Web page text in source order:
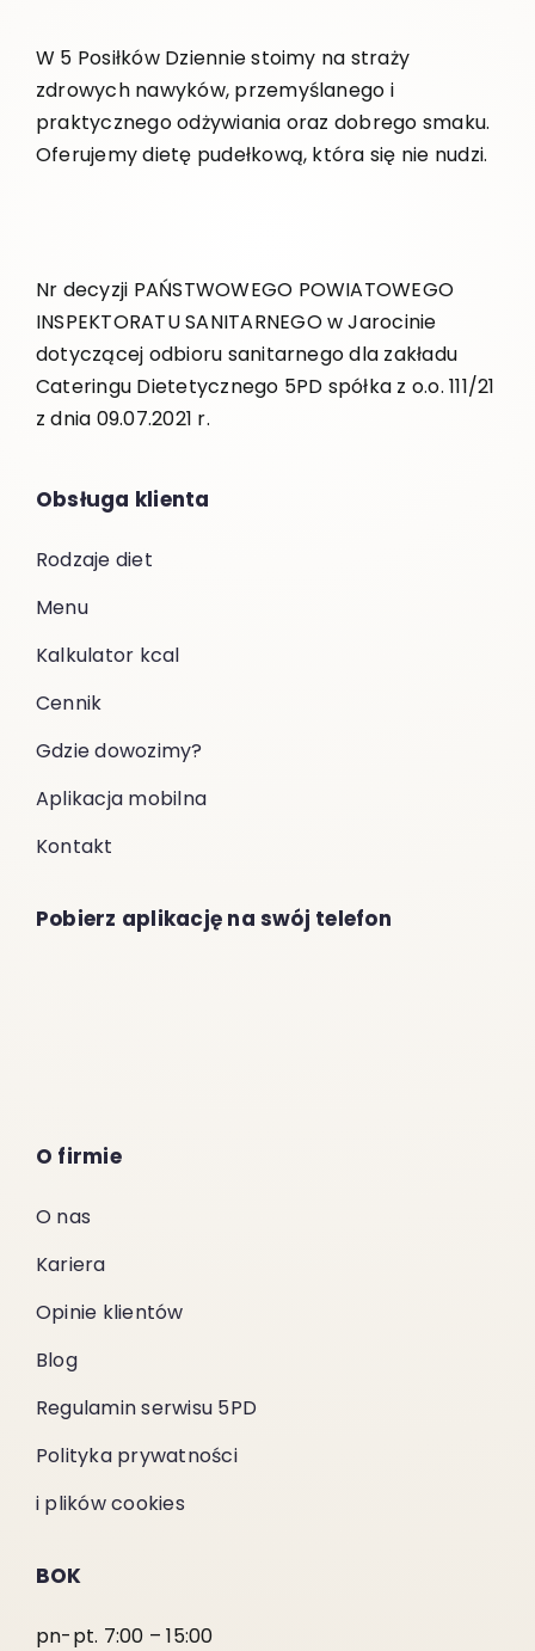
W 5 Posiłków Dziennie stoimy na straży
zdrowych nawyków, przemyślanego i
praktycznego odżywiania oraz dobrego smaku.
Oferujemy dietę pudełkową, która się nie nudzi.
Nr decyzji PAŃSTWOWEGO POWIATOWEGO
INSPEKTORATU SANITARNEGO w Jarocinie
dotyczącej odbioru sanitarnego dla zakładu
Cateringu Dietetycznego 5PD spółka z o.o. 111/21
z dnia 09.07.2021 r.
Obsługa klienta
Rodzaje diet
Menu
Kalkulator kcal
Cennik
Gdzie dowozimy?
Aplikacja mobilna
Kontakt
Pobierz aplikację na swój telefon
O firmie
O nas
Kariera
Opinie klientów
Blog
Regulamin serwisu 5PD
Polityka prywatności
i plików cookies
BOK
pn-pt. 7:00 – 15:00